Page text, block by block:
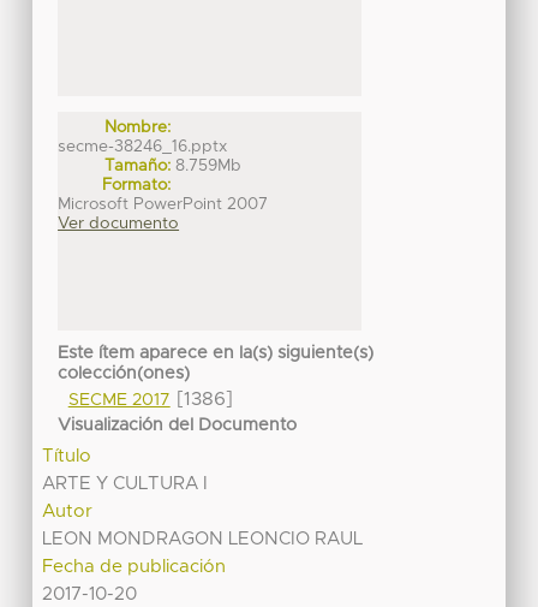
Nombre:
secme-38246_16.pptx
Tamaño: 8.759Mb
Formato:
Microsoft PowerPoint 2007
Ver documento
Este ítem aparece en la(s) siguiente(s)
colección(ones)
SECME 2017
[1386]
Visualización del Documento
Título
ARTE Y CULTURA I
Autor
LEON MONDRAGON LEONCIO RAUL
Fecha de publicación
2017-10-20